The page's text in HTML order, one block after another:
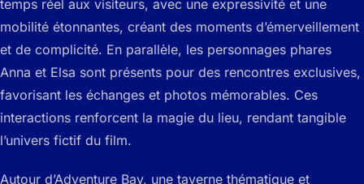
temps réel aux visiteurs, avec une expressivité et une
mobilité étonnantes, créant des moments d’émerveillement
et de complicité. En parallèle, les personnages phares
Anna et Elsa sont présents pour des rencontres exclusives,
favorisant les échanges et photos mémorables. Ces
interactions renforcent la magie du lieu, rendant tangible
l’univers fictif du film.
Autour d’Adventure Bay, une taverne thématique et